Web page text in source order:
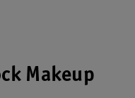
Makeup